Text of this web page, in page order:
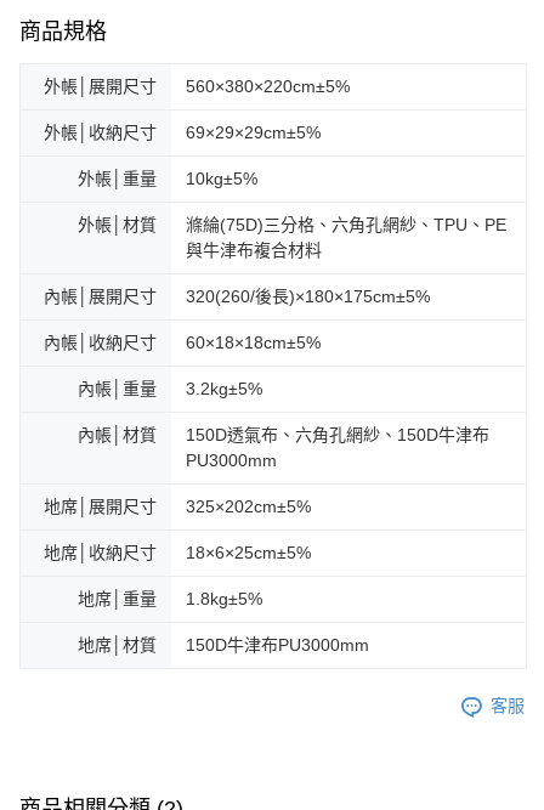
商品規格
外帳│展開尺寸 560×380×220cm±5%
外帳│收納尺寸 69×29×29cm±5%
外帳│重量 10kg±5%
外帳│材質
滌綸(75D)三分格、六角孔網紗、TPU、PE
與牛津布複合材料
內帳│展開尺寸 320(260/後長)×180×175cm±5%
內帳│收納尺寸 60×18×18cm±5%
內帳│重量 3.2kg±5%
內帳│材質
150D透氣布、六角孔網紗、150D牛津布
PU3000mm
地席│展開尺寸 325×202cm±5%
地席│收納尺寸 18×6×25cm±5%
地席│重量 1.8kg±5%
地席│材質 150D牛津布PU3000mm
客服